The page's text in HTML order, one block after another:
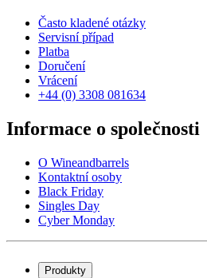
Často kladené otázky
Servisní případ
Platba
Doručení
Vrácení
+44 (0) 3308 081634
Informace o společnosti
O Wineandbarrels
Kontaktní osoby
Black Friday
Singles Day
Cyber Monday
Produkty